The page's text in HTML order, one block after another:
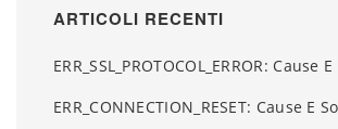
ARTICOLI RECENTI
ERR_SSL_PROTOCOL_ERROR: Cause
ERR_CONNECTION_RESET: Cause E